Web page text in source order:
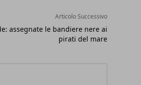
Articolo Successivo
assegnate le bandiere nere ai
pirati del mare